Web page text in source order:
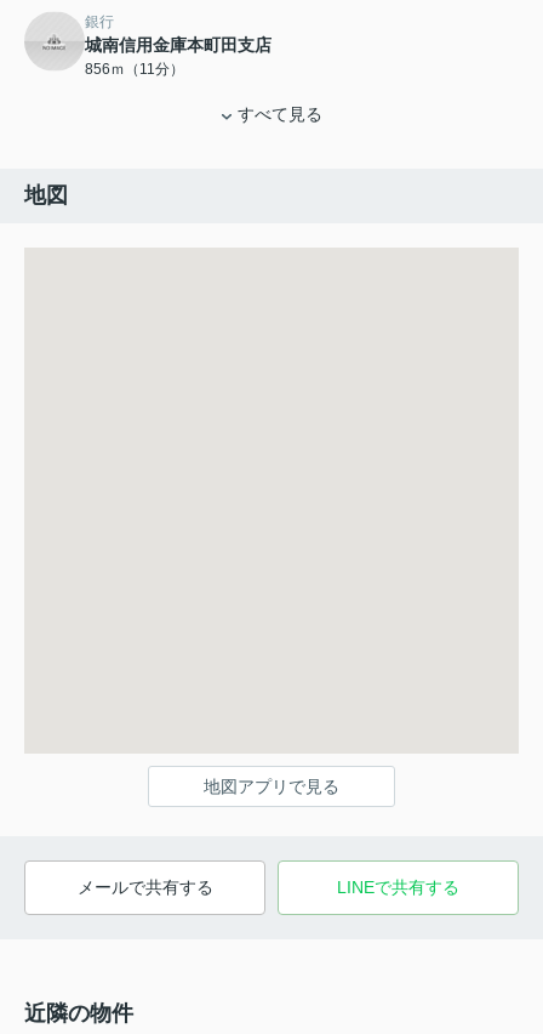
銀行
城南信用金庫本町田支店
856ｍ（11分）
すべて見る
地図
地図アプリで見る
メールで共有する LINEで共有する
近隣の物件